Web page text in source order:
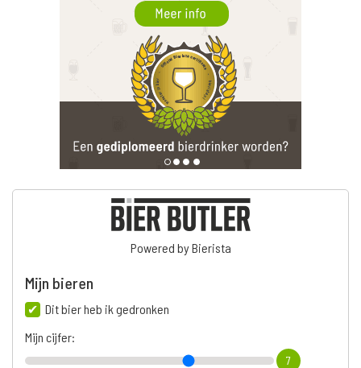
Powered by Bierista
Mijn bieren
Dit bier heb ik gedronken
Mijn cijfer:
7